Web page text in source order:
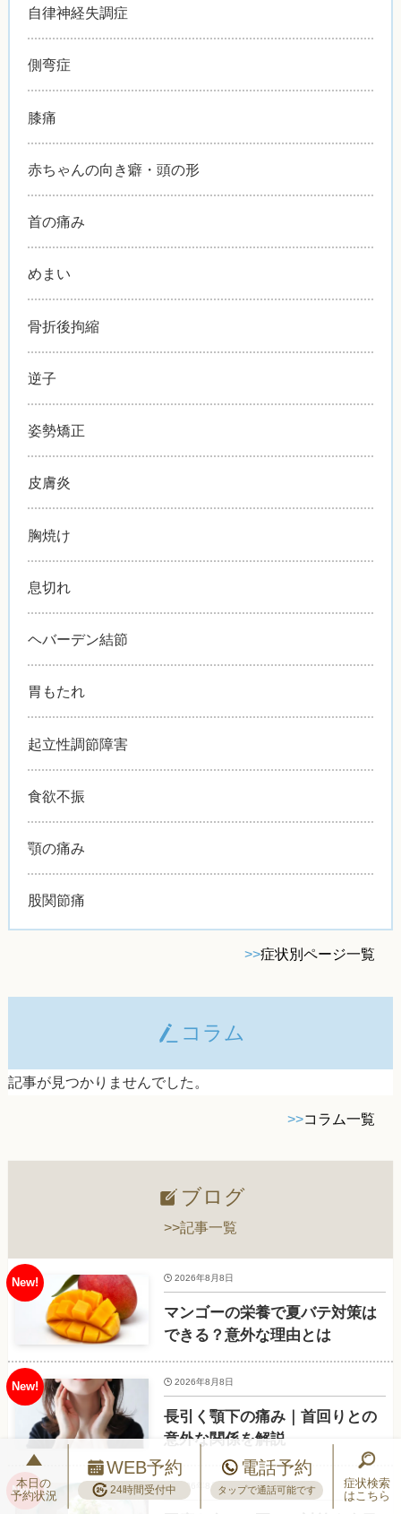
自律神経失調症
側弯症
膝痛
赤ちゃんの向き癖・頭の形
首の痛み
めまい
骨折後拘縮
逆子
姿勢矯正
皮膚炎
胸焼け
息切れ
ヘバーデン結節
胃もたれ
起立性調節障害
食欲不振
顎の痛み
股関節痛
>>症状別ページ一覧
コラム
記事が見つかりませんでした。
>>コラム一覧
ブログ
>>記事一覧
マンゴーの栄養で夏バテ対策は
できる？意外な理由とは
2026年8月8日
長引く顎下の痛み｜首回りとの
意外な関係を解説
2026年8月8日
2026年8月7日
本日の
予約状況
WEB予約
24時間受付中
電話予約
タップで通話可能です
症状検索
はこちら